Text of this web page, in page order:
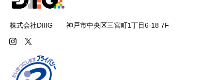
株式会社DIIIG 神戸市中央区三宮町1丁目6-18 7F